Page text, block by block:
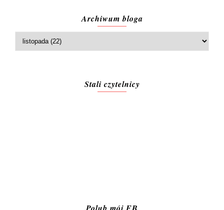
Archiwum bloga
Stali czytelnicy